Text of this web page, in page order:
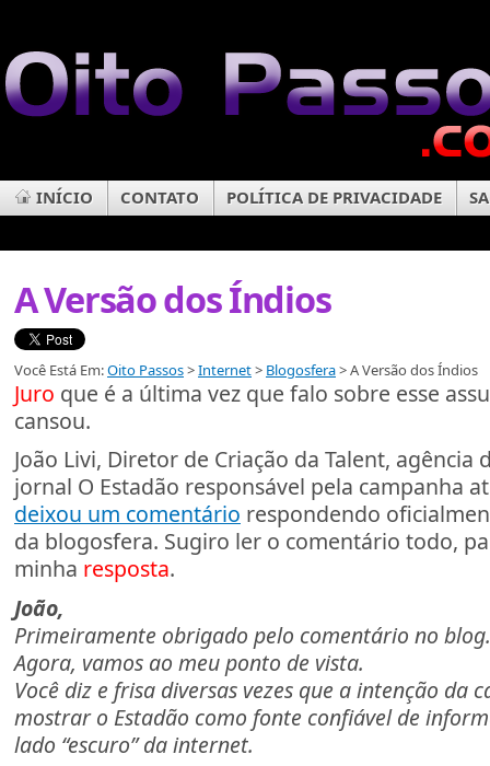
INÍCIO CONTATO POLÍTICA DE PRIVACIDADE
A Versão dos Índios
Você Está Em:Oito Passos>Internet> Blogosfera> A Versão dos Índios
Juro que é a última vez que falo sobre esse
cansou.
João Livi, Diretor de Criação da Talent, agência
jornal O Estadão responsável pela campanha
deixou um comentário respondendo
da blogosfera. Sugiro ler o comentário todo,
minha resposta.
João,
Primeiramente obrigado pelo comentário no blog.
Agora, vamos ao meu ponto de vista.
Você diz e frisa diversas vezes que a intenção da
mostrar o Estadão como fonte confiável de
lado “escuro” da internet.